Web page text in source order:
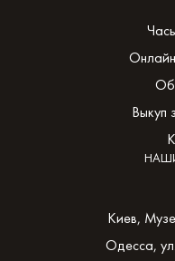
Выкуп
Киев,
Одесса,